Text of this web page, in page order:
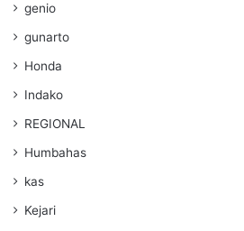
genio
gunarto
Honda
Indako
REGIONAL
Humbahas
kas
Kejari